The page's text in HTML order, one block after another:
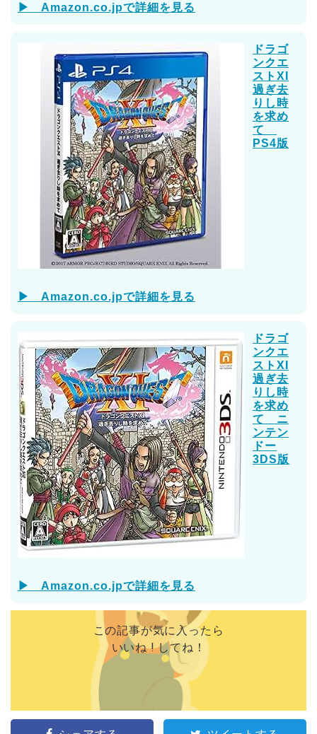
▶ Amazon.co.jpで詳細を見る
ドラゴ
ンクエ
ストXI
過ぎ去
りし時
を求め
て
PS4版
▶ Amazon.co.jpで詳細を見る
ドラゴ
ンクエ
ストXI
過ぎ去
りし時
を求め
て ニ
ンテン
ドー
3DS版
▶ Amazon.co.jpで詳細を見る
この記事が気に入ったら
いいね ! してね！